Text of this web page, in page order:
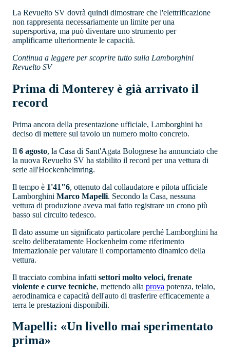
La Revuelto SV dovrà quindi dimostrare che l'elettrificazione
non rappresenta necessariamente un limite per una
supersportiva, ma può diventare uno strumento per
amplificarne ulteriormente le capacità.
Continua a leggere per scoprire tutto sulla Lamborghini
Revuelto SV
Prima di Monterey è già arrivato il
record
Prima ancora della presentazione ufficiale, Lamborghini ha
deciso di mettere sul tavolo un numero molto concreto.
Il 6 agosto, la Casa di Sant'Agata Bolognese ha annunciato che
la nuova Revuelto SV ha stabilito il record per una vettura di
serie all'Hockenheimring.
Il tempo è 1'41"6, ottenuto dal collaudatore e pilota ufficiale
Lamborghini Marco Mapelli. Secondo la Casa, nessuna
vettura di produzione aveva mai fatto registrare un crono più
basso sul circuito tedesco.
Il dato assume un significato particolare perché Lamborghini ha
scelto deliberatamente Hockenheim come riferimento
internazionale per valutare il comportamento dinamico della
vettura.
Il tracciato combina infatti settori molto veloci, frenate
violente e curve tecniche, mettendo alla prova potenza, telaio,
aerodinamica e capacità dell'auto di trasferire efficacemente a
terra le prestazioni disponibili.
Mapelli: «Un livello mai sperimentato
prima»